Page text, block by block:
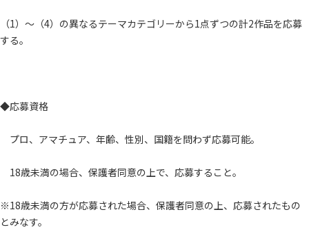
（1）～（4）の異なるテーマカテゴリーから1点ずつの計2作品を応募
する。
◆応募資格
プロ、アマチュア、年齢、性別、国籍を問わず応募可能。
18歳未満の場合、保護者同意の上で、応募すること。
※18歳未満の方が応募された場合、保護者同意の上、応募されたもの
とみなす。